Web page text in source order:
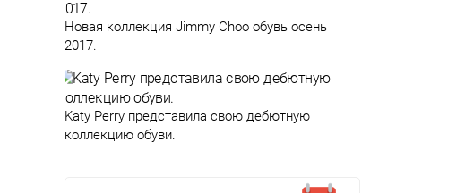
Новая коллекция Jimmy Choo обувь осень
2017.
Katy Perry представила свою дебютную
коллекцию обуви.